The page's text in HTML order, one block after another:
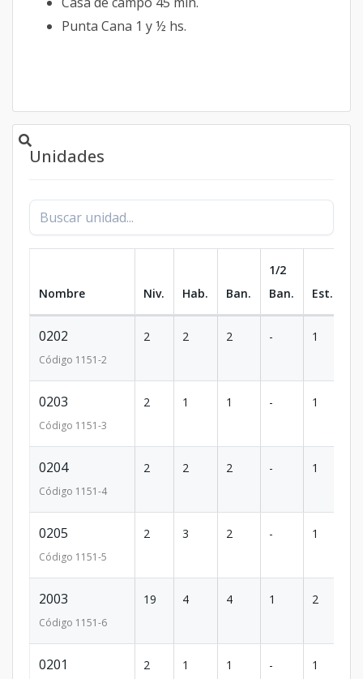
Punta Cana 1 y ½ hs.
Unidades
Nombre Niv. Hab. Ban.
1/2
Ban.
Est.
0202
Código 1151-2
2 2 2 - 1
0203
Código 1151-3
2 1 1 - 1
0204
Código 1151-4
2 2 2 - 1
0205
Código 1151-5
2 3 2 - 1
2003
Código 1151-6
19 4 4 1 2
0201 2 1 1 - 1